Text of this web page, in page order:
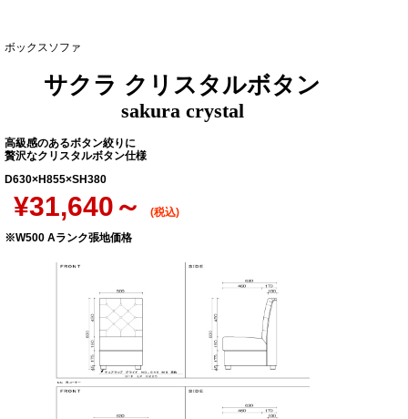
ボックスソファ
サクラ クリスタルボタン
sakura crystal
高級感のあるボタン絞りに
贅沢なクリスタルボタン仕様
D630×H855×SH380
¥31,640～
(税込)
※W500 Aランク張地価格